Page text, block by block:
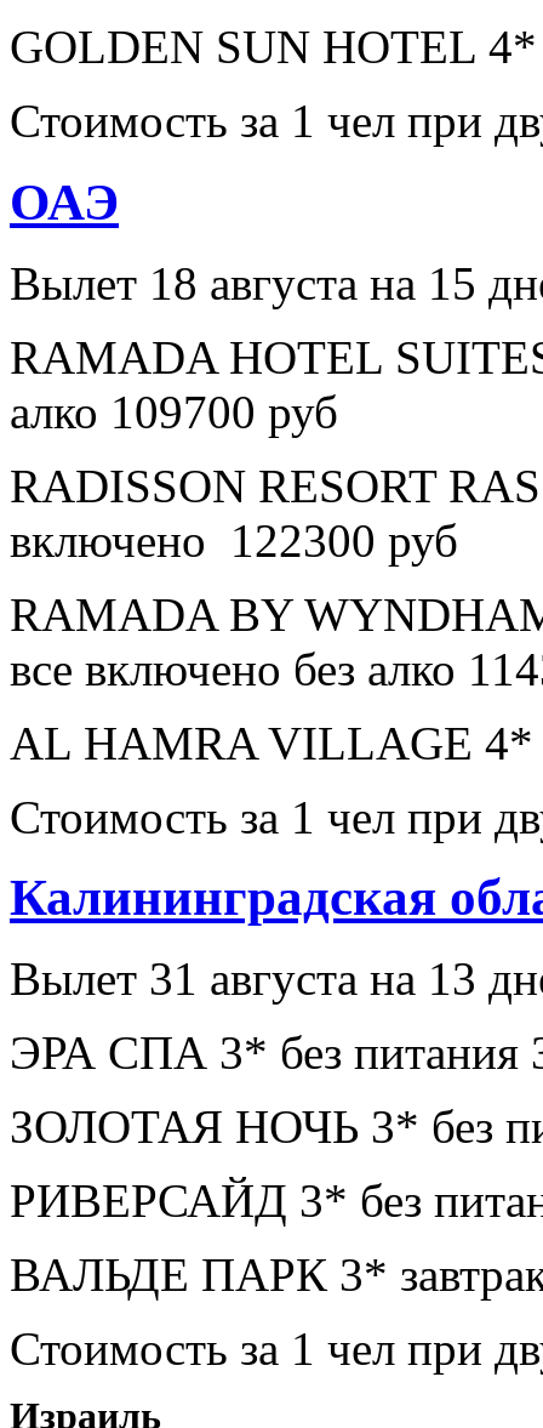
GOLDEN SUN HOTEL 4*
Стоимость за 1 чел при
ОАЭ
Вылет 18 августа на 15
RAMADA HOTEL
алко 109700 руб
RADISSON RESORT
включено 122300 руб
RAMADA BY
все включено без алко
AL HAMRA VILLAGE 4*
Стоимость за 1 чел при
Калининградская
Вылет 31 августа на 13
ЭРА СПА 3* без питания
ЗОЛОТАЯ НОЧЬ 3* без
РИВЕРСАЙД 3* без
ВАЛЬДЕ ПАРК 3*
Стоимость за 1 чел при
Израиль